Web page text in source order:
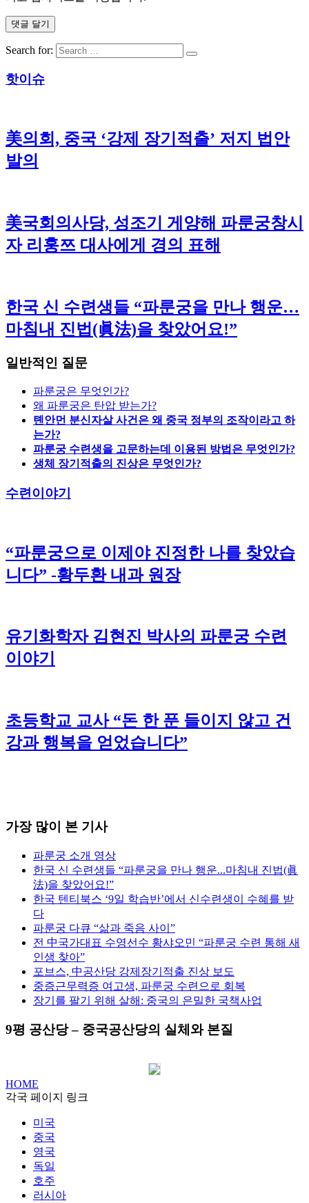
Search for:
핫이슈
美의회, 중국 ‘강제 장기적출’ 저지 법안
발의
美국회의사당, 성조기 게양해 파룬궁창시
자 리훙쯔 대사에게 경의 표해
한국 신 수련생들 “파룬궁을 만나 행운…
마침내 진법(眞法)을 찾았어요!”
일반적인 질문
파룬궁은 무엇인가?
왜 파룬궁은 탄압 받는가?
톈안먼 분신자살 사건은 왜 중국 정부의 조작이라고 하
는가?
파룬궁 수련생을 고문하는데 이용된 방법은 무엇인가?
생체 장기적출의 진상은 무엇인가?
수련이야기
“파룬궁으로 이제야 진정한 나를 찾았습
니다” -황두환 내과 원장
유기화학자 김현진 박사의 파룬궁 수련
이야기
초등학교 교사 “돈 한 푼 들이지 않고 건
강과 행복을 얻었습니다”
가장 많이 본 기사
파룬궁 소개 영상
한국 신 수련생들 “파룬궁을 만나 행운...마침내 진법(眞
法)을 찾았어요!”
한국 텐티북스 ‘9일 학습반’에서 신수련생이 수혜를 받
다
파룬궁 다큐 “삶과 죽음 사이”
전 中국가대표 수영선수 황샤오민 “파룬궁 수련 통해 새
인생 찾아”
포브스, 中공산당 강제장기적출 진상 보도
중증근무력증 여고생, 파룬궁 수련으로 회복
장기를 팔기 위해 살해: 중국의 은밀한 국책사업
9평 공산당 – 중국공산당의 실체와 본질
HOME
각국 페이지 링크
미국
중국
영국
독일
호주
러시아